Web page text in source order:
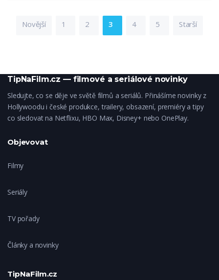
Novější 1 2 3 4 5 Starší
TipNaFilm.cz — filmové a seriálové novinky
Sledujte, co se děje ve světě filmů a seriálů. Přinášíme novinky z
Hollywoodu i české produkce, trailery, obsazení, premiéry a tipy
co sledovat na Netflixu, HBO Max, Disney+ nebo OnePlay.
Objevovat
Filmy
Seriály
TV pořady
Články a novinky
TipNaFilm.cz